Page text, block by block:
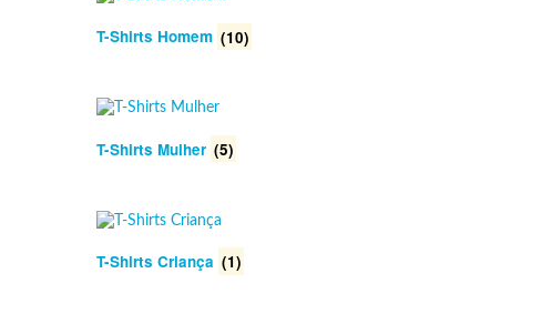
T-Shirts Homem (10)
T-Shirts Mulher (5)
T-Shirts Criança (1)